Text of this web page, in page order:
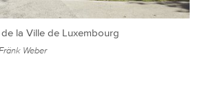
la Ville de Luxembourg
Weber